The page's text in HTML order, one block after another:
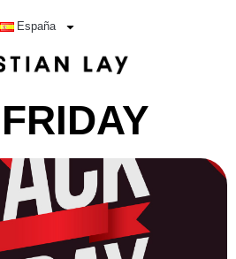
España